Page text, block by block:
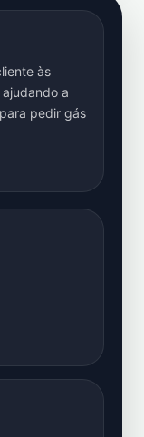
às
a
pedir gás